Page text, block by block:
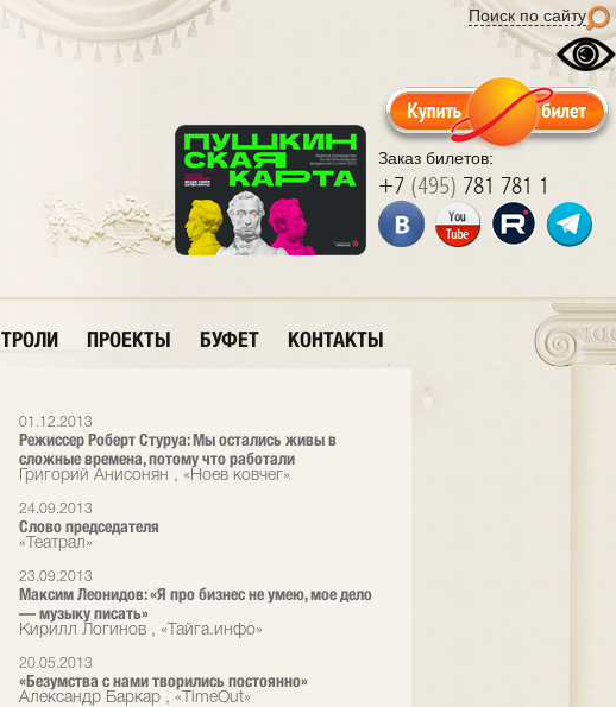
Поиск по сайту
Заказ билетов:
+7 (495) 781 781 1
ПРОЕКТЫ БУФЕТ КОНТАКТЫ
01.12.2013
Режиссер Роберт Стуруа: Мы остались живы в
сложные времена, потому что работали
Григорий Анисонян , «Ноев ковчег»
24.09.2013
Слово председателя
«Театрал»
23.09.2013
Максим Леонидов: «Я про бизнес не умею, мое дело
— музыку писать»
Кирилл Логинов , «Тайга.инфо»
20.05.2013
«Безумства с нами творились постоянно»
Александр Баркар , «TimeOut»